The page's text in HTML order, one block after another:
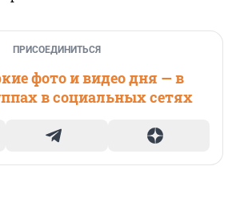
ПРИСОЕДИНИТЬСЯ
фото и видео дня — в
в социальных сетях